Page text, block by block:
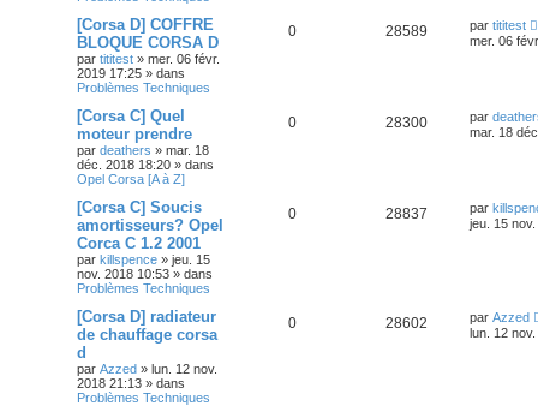
[Corsa D] COFFRE
BLOQUE CORSA D
par tititest » mer. 06 févr.
2019 17:25 » dans
Problèmes Techniques
0 28589 par tititest
mer. 06
[Corsa C] Quel
moteur prendre
par deathers » mar. 18
déc. 2018 18:20 » dans
Opel Corsa [A à Z]
0 28300 par
mar. 18
[Corsa C] Soucis
amortisseurs? Opel
Corca C 1.2 2001
par killspence » jeu. 15
nov. 2018 10:53 » dans
Problèmes Techniques
0 28837 par
jeu. 15
[Corsa D] radiateur
de chauffage corsa
d
par Azzed » lun. 12 nov.
2018 21:13 » dans
Problèmes Techniques
0 28602 par Azzed
lun. 12